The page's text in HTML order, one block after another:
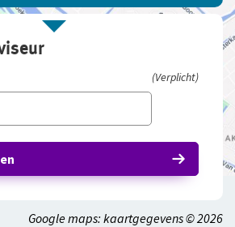
(Verplicht)
Google maps: kaartgegevens © 2026